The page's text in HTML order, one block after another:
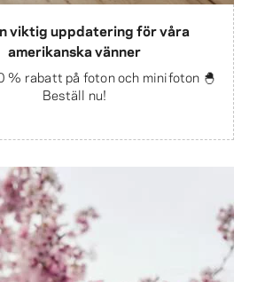
viktig uppdatering för våra
amerikanska vänner
% rabatt på foton och minifoton 🐣
Beställ nu!